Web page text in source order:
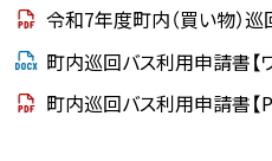
及
び
運
行
ル
ー
令和7年度町内（買い物）巡
町内巡回バス利用申請書【
町内巡回バス利用申請書【